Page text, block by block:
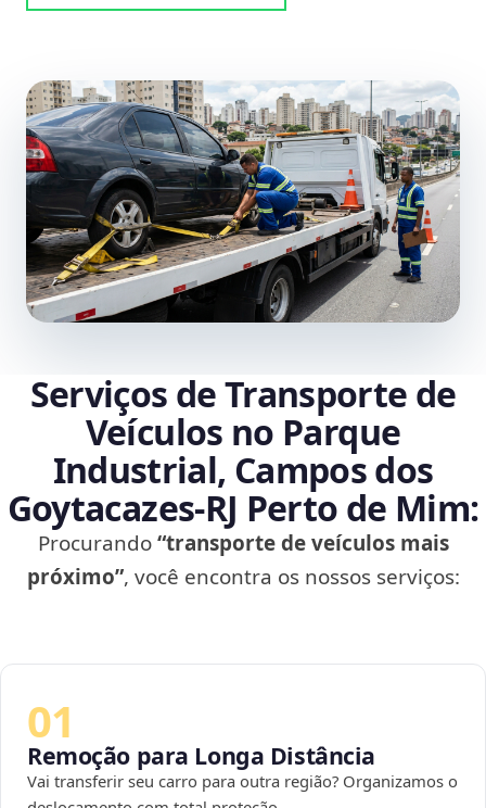
Serviços de Transporte de
Veículos no Parque
Industrial, Campos dos
Goytacazes‑RJ Perto de Mim:
Procurando“transporte de veículos mais
próximo”, você encontra os nossos serviços:
01
Remoção para Longa Distância
Vai transferir seu carro para outra região? Organizamos o